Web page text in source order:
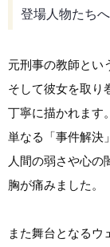
登場人物たち
元刑事の教師とい
そして彼女を取り
丁寧に描かれます。
単なる「事件解決
人間の弱さや心の
胸が痛みました。
また舞台となるウ